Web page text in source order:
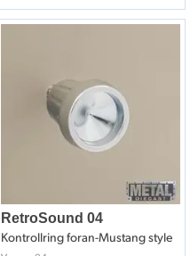
RetroSound 04
Kontrollring foran-Mustang style